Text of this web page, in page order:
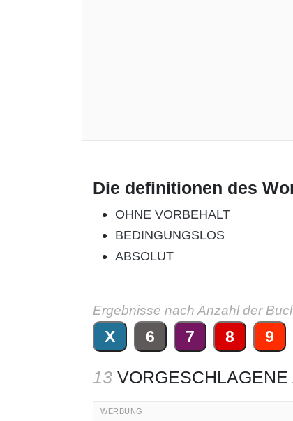
Die definitionen des
OHNE VORBEHALT
BEDINGUNGSLOS
ABSOLUT
Ergebnisse nach Anzahl der
X 6 7 8 9
13